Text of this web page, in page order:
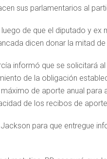
sus parlamentarios al
de que el diputado y ex
dicen donar la mitad
informó que se solicitará
de la obligación
de aporte anual
de los recibos de
para que entregue